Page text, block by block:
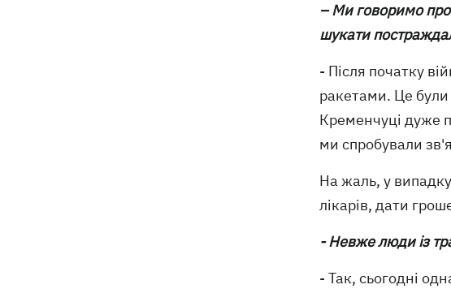
– Ми говоримо
шукати
- Після початку
ракетами. Це були
Кременчуці дуже
ми спробували
На жаль, у
лікарів, дати
- Невже люди із
- Так, сьогодні